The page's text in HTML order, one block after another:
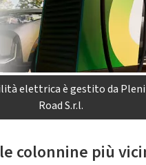
elettrica è gestito da
Road S.r.l.
colonnine più